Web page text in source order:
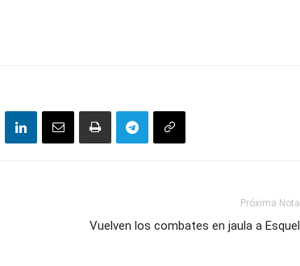
Próxima Nota
Vuelven los combates en jaula a Esquel